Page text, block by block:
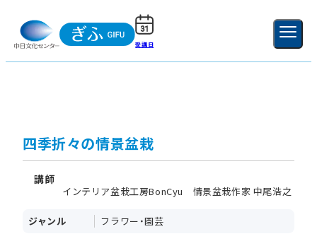
受講日 新規登録
四季折々の情景盆栽
講師
インテリア盆栽工房BonCyu 情景盆栽作家 中尾浩之
ジャンル フラワー・園芸